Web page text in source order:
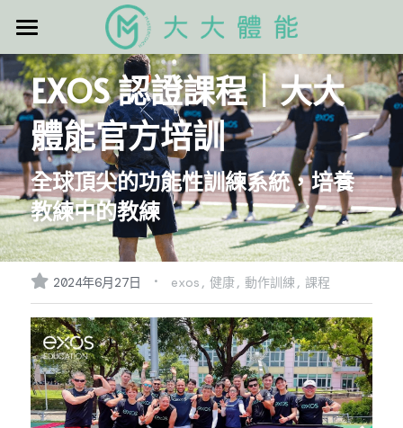
逢甲高球
首頁
立即報名
EXOS
課程表
搜索
官方ＬＩＮＥ
EXOS 認證課程｜大大
體能官方培訓
全球頂尖的功能性訓練系統，培養
教練中的教練
2024年6月27日 · exos, 健康, 動作訓練, 課程
商品分類
所有商品分類